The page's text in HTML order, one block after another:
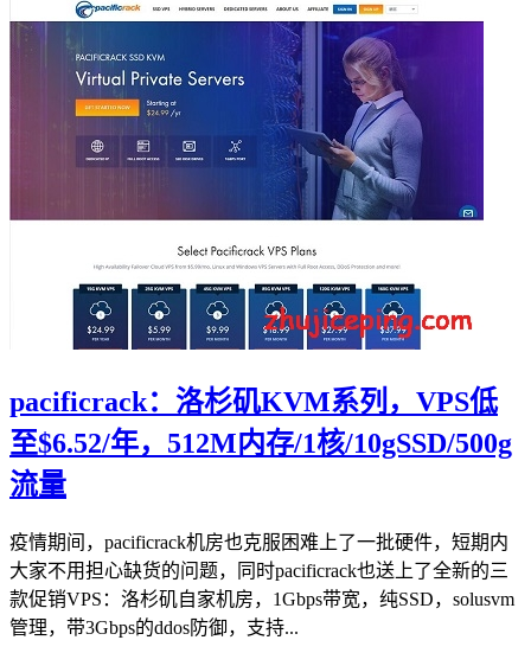
pacificrack：洛杉矶KVM系列，VPS低
至$6.52/年，512M内存/1核/10gSSD/500g
流量
疫情期间，pacificrack机房也克服困难上了一批硬件，短期内
大家不用担心缺货的问题，同时pacificrack也送上了全新的三
款促销VPS：洛杉矶自家机房，1Gbps带宽，纯SSD，solusvm
管理，带3Gbps的ddos防御，支持...